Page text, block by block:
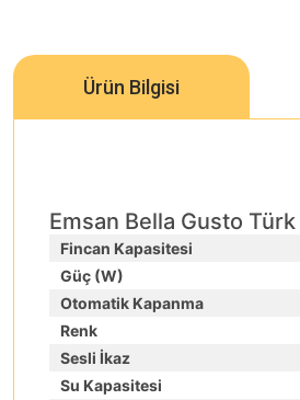
Ürün Bilgisi
Emsan Bella Gusto
Fincan Kapasitesi
Güç (W)
Otomatik Kapanma
Renk
Sesli İkaz
Su Kapasitesi